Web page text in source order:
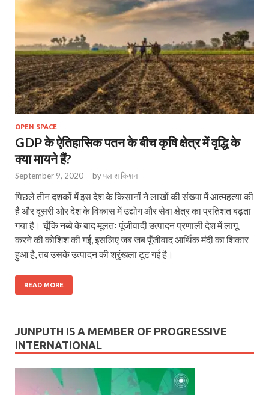
OPEN SPACE
GDP के ऐतिहासिक पतन के बीच कृषि क्षेत्र में वृद्धि के
क्या मायने हैं?
September 9, 2020 - byपलाश किशन
पिछले तीन दशकों में इस देश के किसानों ने लाखों की संख्या में आत्महत्या की
है और दूसरी ओर देश के विकास में उद्योग और सेवा क्षेत्र का प्रतिशत बढ़ता
गया है। चूँकि नब्बे के बाद मूलतः पूंजीवादी उत्पादन प्रणाली देश में लागू
करने की कोशिश की गई, इसलिए जब जब पूँजीवाद आर्थिक मंदी का शिकार
हुआ है, तब उसके उत्पादन की श्रृंखला टूट गई है।
READ MORE
JUNPUTH IS A MEMBER OF PROGRESSIVE
INTERNATIONAL